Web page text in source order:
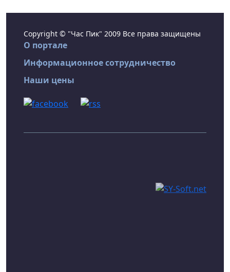
Copyright © "Час Пик" 2009 Все права защищены
О портале
Информационное сотрудничество
Наши цены